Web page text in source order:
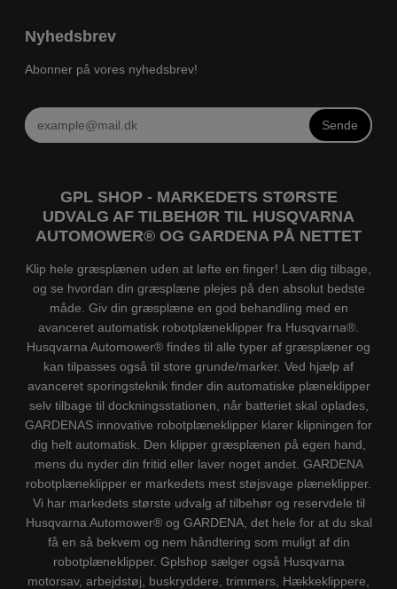
Nyhedsbrev
Abonner på vores nyhedsbrev!
Sende
GPL SHOP - MARKEDETS STØRSTE
UDVALG AF TILBEHØR TIL HUSQVARNA
AUTOMOWER® OG GARDENA PÅ NETTET
Klip hele græsplænen uden at løfte en finger! Læn dig tilbage,
og se hvordan din græsplæne plejes på den absolut bedste
måde. Giv din græsplæne en god behandling med en
avanceret automatisk robotplæneklipper fra Husqvarna®.
Husqvarna Automower® findes til alle typer af græsplæner og
kan tilpasses også til store grunde/marker. Ved hjælp af
avanceret sporingsteknik finder din automatiske plæneklipper
selv tilbage til dockningsstationen, når batteriet skal oplades,
GARDENAS innovative robotplæneklipper klarer klipningen for
dig helt automatisk. Den klipper græsplænen på egen hand,
mens du nyder din fritid eller laver noget andet. GARDENA
robotplæneklipper er markedets mest støjsvage plæneklipper.
Vi har markedets største udvalg af tilbehør og reservdele til
Husqvarna Automower® og GARDENA, det hele for at du skal
få en så bekvem og nem håndtering som muligt af din
robotplæneklipper. Gplshop sælger også Husqvarna
motorsav, arbejdstøj, buskryddere, trimmers, Hækkeklippere,